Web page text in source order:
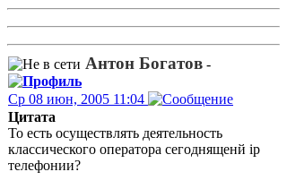
Антон Богатов -
Ср 08 июн, 2005 11:04
Цитата
То есть осуществлять деятельность
классического оператора сегоднященй ip
телефонии?